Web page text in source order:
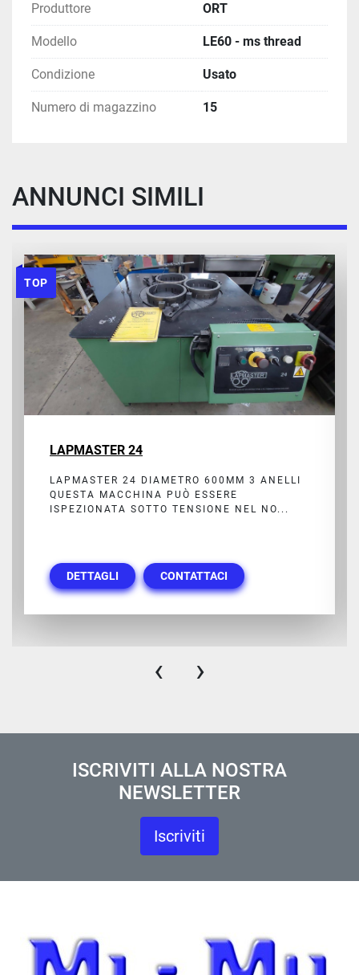
Produttore ORT
Modello LE60 - ms thread
Condizione Usato
Numero di magazzino 15
ANNUNCI SIMILI
TOP
LAPMASTER 24
LAPMASTER 24 DIAMETRO 600MM 3 ANELLI
QUESTA MACCHINA PUÒ ESSERE
ISPEZIONATA SOTTO TENSIONE NEL NO...
DETTAGLI CONTATTACI
‹ ›
ISCRIVITI ALLA NOSTRA
NEWSLETTER
Iscriviti